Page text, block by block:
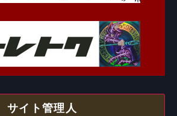
サイト管理人